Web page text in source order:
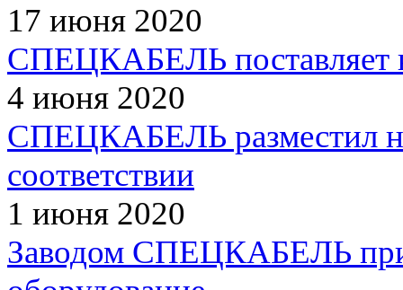
17 июня 2020
СПЕЦКАБЕЛЬ поставляет
4 июня 2020
СПЕЦКАБЕЛЬ разместил
соответствии
1 июня 2020
Заводом СПЕЦКАБЕЛЬ